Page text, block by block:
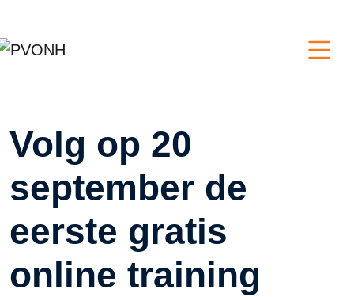
Volg op 20
september de
eerste gratis
online training